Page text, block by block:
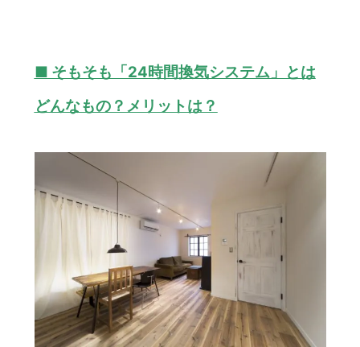
■ そもそも「24時間換気システム」とは
どんなもの？メリットは？